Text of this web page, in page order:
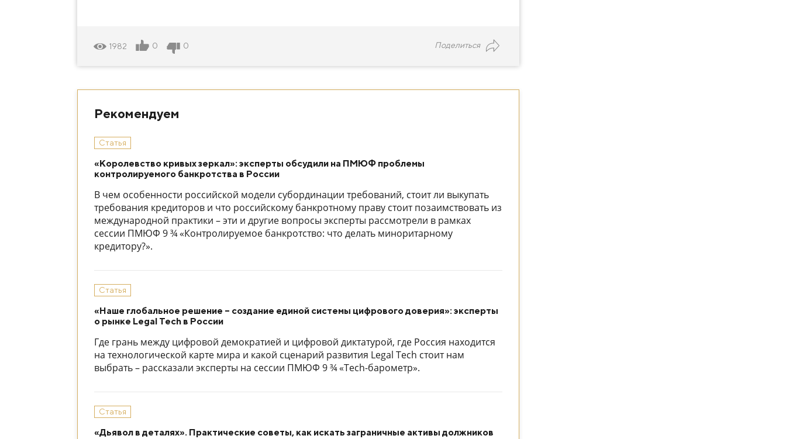
1982 0 0 Поделиться
Рекомендуем
Статья
«Королевство кривых зеркал»: эксперты обсудили на ПМЮФ проблемы
контролируемого банкротства в России
В чем особенности российской модели субординации требований, стоит ли выкупать
требования кредиторов и что российскому банкротному праву стоит позаимствовать из
международной практики – эти и другие вопросы эксперты рассмотрели в рамках
сессии ПМЮФ 9 ¾ «Контролируемое банкротство: что делать миноритарному
кредитору?».
Статья
«Наше глобальное решение – создание единой системы цифрового доверия»: эксперты
о рынке Legal Tech в России
Где грань между цифровой демократией и цифровой диктатурой, где Россия находится
на технологической карте мира и какой сценарий развития Legal Tech стоит нам
выбрать – рассказали эксперты на сессии ПМЮФ 9 ¾ «Tech-барометр».
Статья
«Дьявол в деталях». Практические советы, как искать заграничные активы должников